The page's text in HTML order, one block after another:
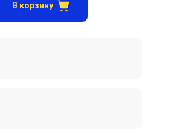
В корзину